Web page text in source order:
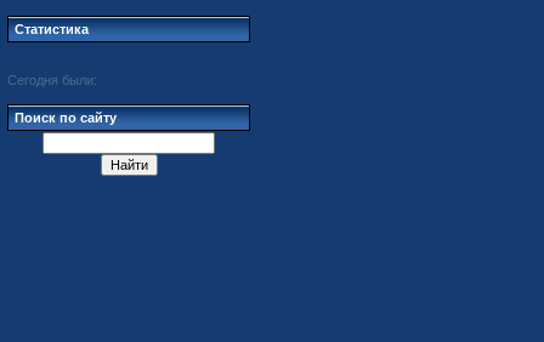
Статистика
Сегодня были:
Поиск по сайту